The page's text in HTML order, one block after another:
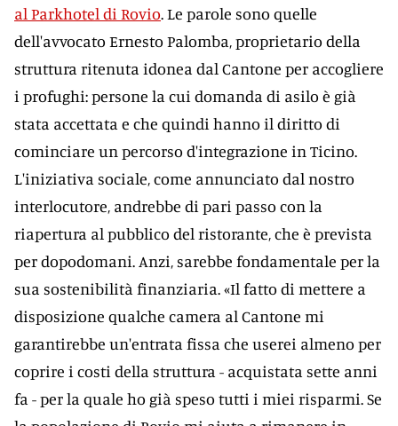
al Parkhotel di Rovio. Le parole sono quelle
dell'avvocato Ernesto Palomba, proprietario della
struttura ritenuta idonea dal Cantone per accogliere
i profughi: persone la cui domanda di asilo è già
stata accettata e che quindi hanno il diritto di
cominciare un percorso d'integrazione in Ticino.
L'iniziativa sociale, come annunciato dal nostro
interlocutore, andrebbe di pari passo con la
riapertura al pubblico del ristorante, che è prevista
per dopodomani. Anzi, sarebbe fondamentale per la
sua sostenibilità finanziaria. «Il fatto di mettere a
disposizione qualche camera al Cantone mi
garantirebbe un'entrata fissa che userei almeno per
coprire i costi della struttura - acquistata sette anni
fa - per la quale ho già speso tutti i miei risparmi. Se